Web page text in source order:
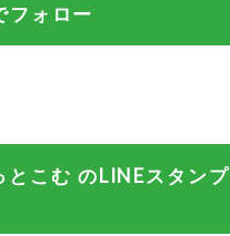
ォロー
とこむ のLINEスタンプ